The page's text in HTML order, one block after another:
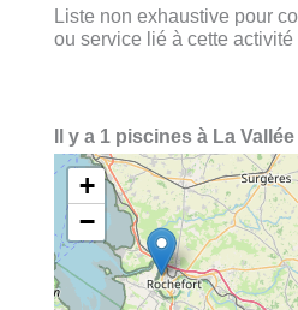
Liste non exhaustive pour
ou service lié à cette activité
Il y a 1 piscines à La Vallée
+
−